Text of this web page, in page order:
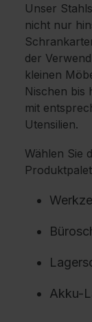
Unser
nicht nur
der
kleinen
Nischen bis
mit
Utensilien.
Wählen Sie
Akku-